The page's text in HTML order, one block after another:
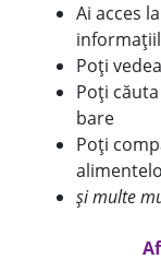
Ai acces
Poți
Poți
bare
Poți
și multe